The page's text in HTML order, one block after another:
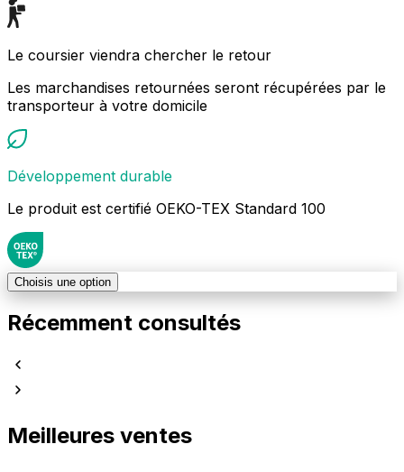
Le coursier viendra chercher le retour
Les marchandises retournées seront récupérées par le
transporteur à votre domicile
Développement durable
Le produit est certifié OEKO-TEX Standard 100
Choisis une option
Récemment consultés
Meilleures ventes